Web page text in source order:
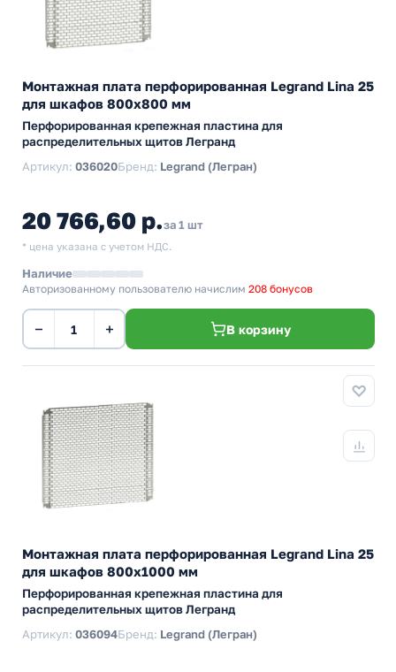
Монтажная плата перфорированная Legrand Lina 25
для шкафов 800х800 мм
Перфорированная крепежная пластина для
распределительных щитов Легранд
Артикул: 036020Бренд: Legrand (Легран)
20 766,60 р.за 1 шт
* цена указана с учетом НДС.
Наличие
Авторизованному пользователю начислим 208 бонусов
− + В корзину
Монтажная плата перфорированная Legrand Lina 25
для шкафов 800х1000 мм
Перфорированная крепежная пластина для
распределительных щитов Легранд
Артикул: 036094Бренд: Legrand (Легран)